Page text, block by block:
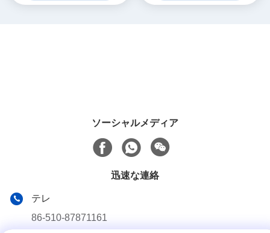
ソーシャルメディア
迅速な連絡
テレ
86-510-87871161